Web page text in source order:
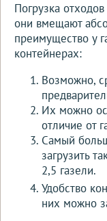
Погрузка
они вмещают
преимущество у
контейнерах:
Возможно,
Их можно
отличие от
Самый
загрузить
2,5 газели.
Удобство
них можно